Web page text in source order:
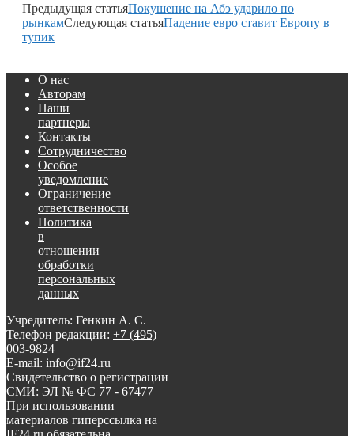
Предыдущая статьяПокушение на Абэ ударило по
рынкамСледующая статьяПадение евро ставит Европу в
тупик
О нас
Авторам
Наши
партнеры
Контакты
Сотрудничество
Особое
уведомление
Ограничение
ответственности
Политика
в
отношении
обработки
персональных
данных
Учредитель: Генкин А. С.
Телефон редакции: +7 (495)
003-9824
E-mail: info@if24.ru
Свидетельство о регистрации
СМИ: ЭЛ № ФС 77 - 67477
При использовании
материалов гиперссылка на